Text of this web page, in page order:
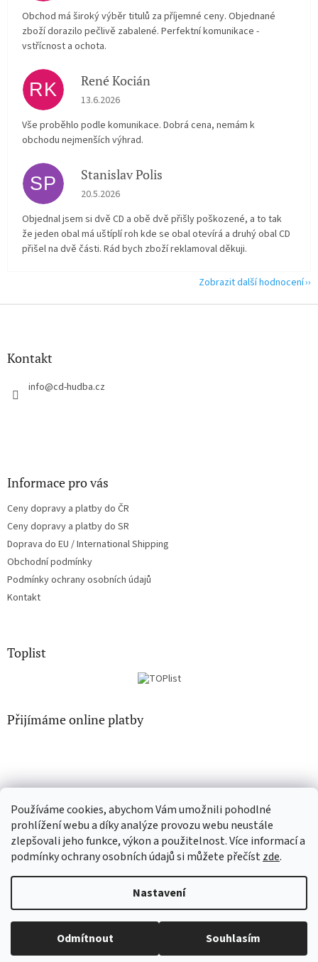
Používáme cookies, abychom Vám umožnili pohodlné
prohlížení webu a díky analýze provozu webu neustále
zlepšovali jeho funkce, výkon a použitelnost. Více informací a
podmínky ochrany osobních údajů si můžete přečístzde.
Nastavení
Odmítnout Souhlasím
Obchod má široký výběr titulů za příjemné ceny. Objednané
zboží dorazilo pečlivě zabalené. Perfektní komunikace -
vstřícnost a ochota.
RK René Kocián
Hodnocení obchodu je 5 z 5 hvězdiček.
13.6.2026
Vše proběhlo podle komunikace. Dobrá cena, nemám k
obchodu nejmenších výhrad.
SP Stanislav Polis
Hodnocení obchodu je 2 z 5 hvězdiček.
20.5.2026
Objednal jsem si dvě CD a obě dvě přišly poškozené, a to tak
že jeden obal má uštíplí roh kde se obal otevírá a druhý obal CD
přišel na dvě části. Rád bych zboží reklamoval děkuji.
Zobrazit další hodnocení
Z
Kontakt
info@cd-hudba.cz
Informace pro vás
Ceny dopravy a platby do ČR
Ceny dopravy a platby do SR
Doprava do EU / International Shipping
Obchodní podmínky
Podmínky ochrany osobních údajů
Kontakt
Toplist
Přijímáme online platby
EN-filmy.cz CD-Soundtrack.cz
Vytvořil Shoptet
Copyright 2026CD-hudba.cz. Všechna práva vyhrazena.Upravit